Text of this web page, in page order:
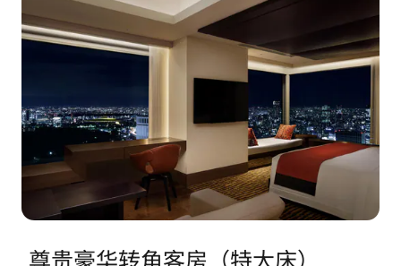
尊贵豪华转角客房（特大床）